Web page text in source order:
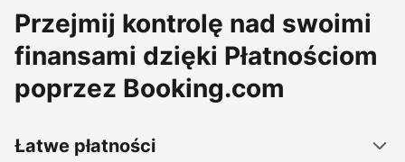
Przejmij kontrolę nad swoimi
finansami dzięki Płatnościom
poprzez Booking.com
Łatwe płatności